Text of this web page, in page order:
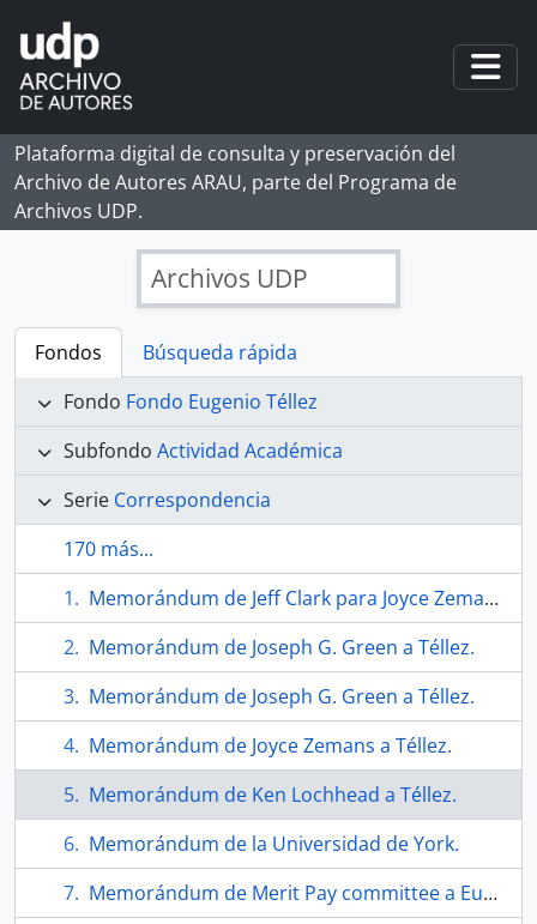
Skip to main content
Plataforma digital de consulta y preservación del
Archivo de Autores ARAU, parte del Programa de
Archivos UDP.
Archivos UDP
Fondos
Búsqueda rápida
Fondo Fondo Eugenio Téllez
Subfondo Actividad Académica
Serie Correspondencia
170 más...
Memorándum de Jeff Clark para Joyce Zemans.
Memorándum de Joseph G. Green a Téllez.
Memorándum de Joseph G. Green a Téllez.
Memorándum de Joyce Zemans a Téllez.
Memorándum de Ken Lochhead a Téllez.
Memorándum de la Universidad de York.
Memorándum de Merit Pay committee a Eugenio Téllez.